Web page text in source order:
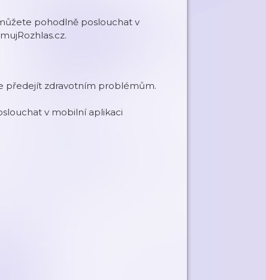
pohodlně poslouchat v
předejít zdravotním problémům.
v mobilní aplikaci